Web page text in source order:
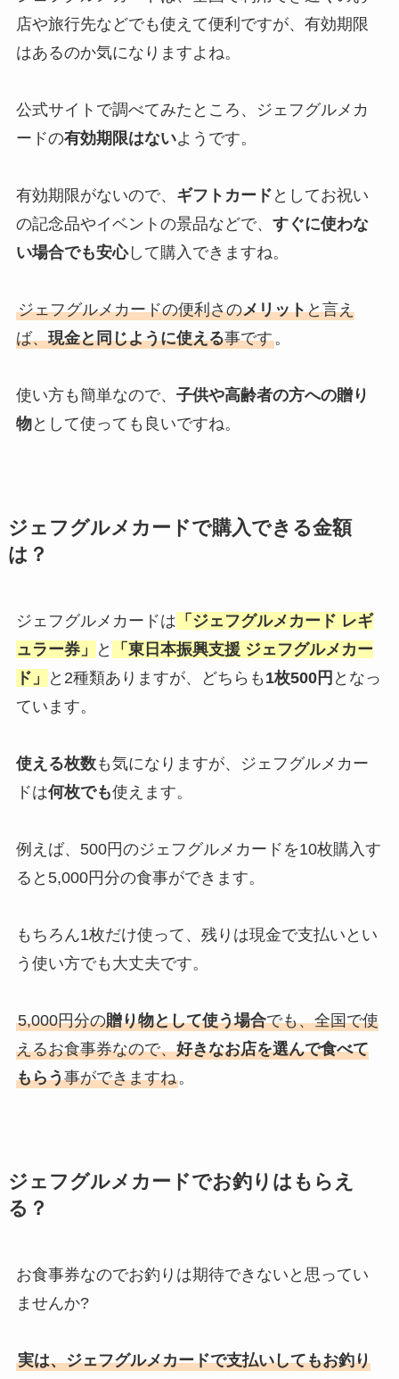
店や旅行先などでも使えて便利ですが、有効期限
はあるのか気になりますよね。
公式サイトで調べてみたところ、ジェフグルメカ
ードの有効期限はないようです。
有効期限がないので、 ギフトカード としてお祝い
の記念品やイベントの景品などで、 すぐに使わな
い場合でも安心して購入できますね。
ジェフグルメカードの便利さのメリットと言え
ば、現金と同じように使える事です。
使い方も簡単なので、 子供や高齢者の方への贈り
物として使っても良いですね。
ジェフグルメカードで購入できる金額
は？
ジェフグルメカードは 「ジェフグルメカード レギ
ュラー券」
と
「東日本振興支援 ジェフグルメカー
ド」
と2種類ありますが、どちらも 1枚500円 となっ
ています。
使える枚数も気になりますが、ジェフグルメカー
ドは何枚でも使えます。
例えば、500円のジェフグルメカードを10枚購入す
ると5,000円分の食事ができます。
もちろん1枚だけ使って、残りは現金で支払いとい
う使い方でも大丈夫です。
5,000円分の贈り物として使う場合でも、全国で使
えるお食事券なので、好きなお店を選んで食べて
もらう事ができますね。
ジェフグルメカードでお釣りはもらえ
る？
お食事券なのでお釣りは期待できないと思ってい
ませんか?
実は、ジェフグルメカードで支払いしてもお釣り